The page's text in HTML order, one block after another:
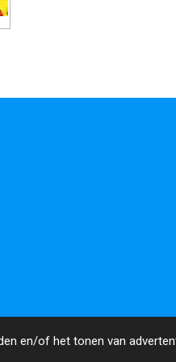
en/of het tonen van